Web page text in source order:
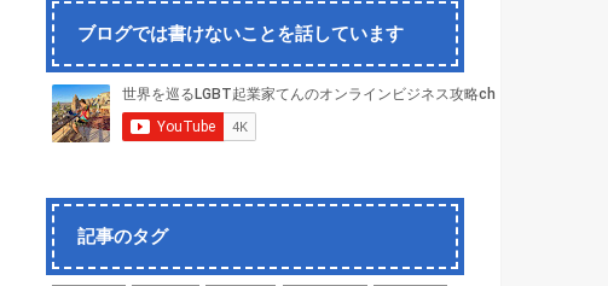
ブログでは書けないことを話しています
記事のタグ